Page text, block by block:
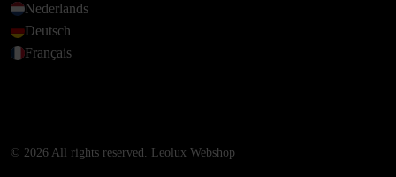
Nederlands
Deutsch
Français
© 2026 All rights reserved. Leolux Webshop